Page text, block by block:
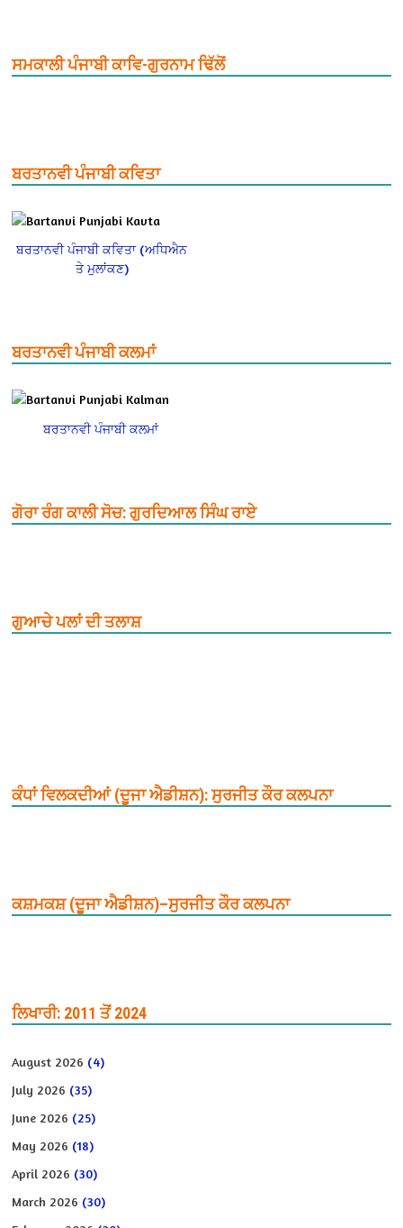
ਸਮਕਾਲੀ ਪੰਜਾਬੀ ਕਾਵਿ-ਗੁਰਨਾਮ ਢਿੱਲੋਂ
ਬਰਤਾਨਵੀ ਪੰਜਾਬੀ ਕਵਿਤਾ
ਬਰਤਾਨਵੀ ਪੰਜਾਬੀ ਕਵਿਤਾ (ਅਧਿਐਨ
ਤੇ ਮੁਲਾਂਕਣ)
ਬਰਤਾਨਵੀ ਪੰਜਾਬੀ ਕਲਮਾਂ
ਬਰਤਾਨਵੀ ਪੰਜਾਬੀ ਕਲਮਾਂ
ਗੋਰਾ ਰੰਗ ਕਾਲੀ ਸੋਚ: ਗੁਰਦਿਆਲ ਸਿੰਘ ਰਾਏ
ਗੁਆਚੇ ਪਲਾਂ ਦੀ ਤਲਾਸ਼
ਕੰਧਾਂ ਵਿਲਕਦੀਆਂ (ਦੂਜਾ ਐਡੀਸ਼ਨ): ਸੁਰਜੀਤ ਕੌਰ ਕਲਪਨਾ
ਕਸ਼ਮਕਸ਼ (ਦੂਜਾ ਐਡੀਸ਼ਨ)–ਸੁਰਜੀਤ ਕੌਰ ਕਲਪਨਾ
ਲਿਖਾਰੀ: 2011 ਤੋਂ 2024
August 2026 (4)
July 2026 (35)
June 2026 (25)
May 2026 (18)
April 2026 (30)
March 2026 (30)